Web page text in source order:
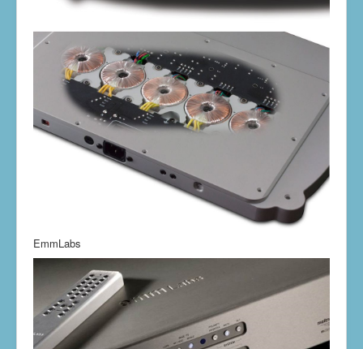
EmmLabs